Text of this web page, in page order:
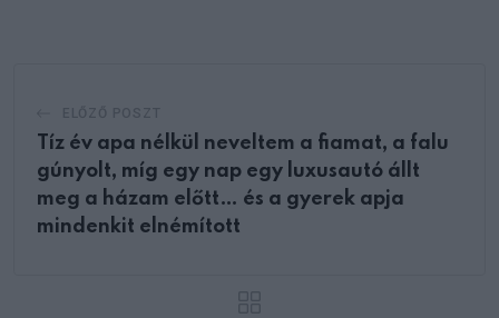
Tíz év apa nélkül neveltem a fiamat, a falu
gúnyolt, míg egy nap egy luxusautó állt
meg a házam előtt… és a gyerek apja
mindenkit elnémított